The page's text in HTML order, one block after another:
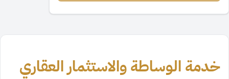
خدمة الوساطة والاستثمار العقاري